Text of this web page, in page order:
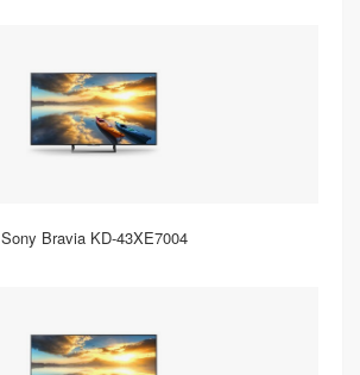
Sony Bravia KD-43XE7004